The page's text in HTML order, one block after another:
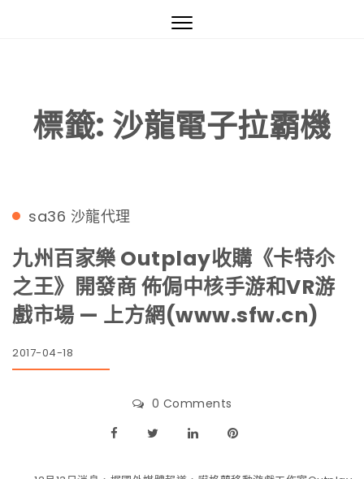
Toggle
標籤: 沙龍電子拉霸機
sa36 沙龍代理
九州百家樂 Outplay收購《卡特尒
之王》開發商 佈侷中核手游和VR游
戲市場 — 上方網(www.sfw.cn)
2017-04-18
0 Comments